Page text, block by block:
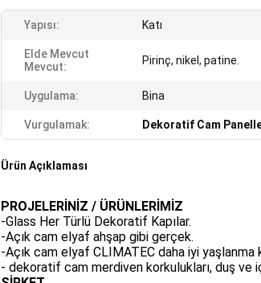
Yapısı: Katı
Elde Mevcut
Mevcut:
Pirinç, nikel, patine.
Uygulama: Bina
Vurgulamak: Dekoratif Cam
Ürün Açıklaması
PROJELERİNİZ / ÜRÜNLERİMİZ
-Glass Her Türlü Dekoratif Kapılar.
-Açık cam elyaf ahşap gibi gerçek.
-Açık cam elyaf CLIMATEC daha iyi yaşlanma
- dekoratif cam merdiven korkulukları, duş ve